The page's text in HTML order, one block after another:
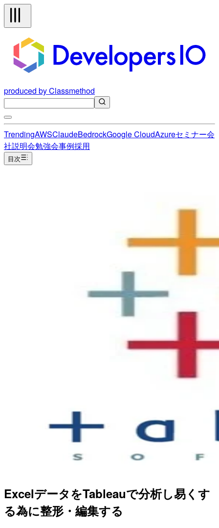
produced by Classmethod
TrendingAWSClaudeBedrockGoogle CloudAzureセミナー会
社説明会勉強会事例採用
目次
ExcelデータをTableauで分析し易くす
る為に整形・編集する